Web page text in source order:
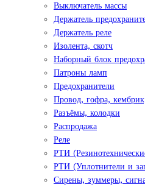
Выключатель массы
Держатель
Держатель реле
Изолента, скотч
Наборный блок
Патроны ламп
Предохранители
Провод, гофра,
Разъёмы, колодки
Распродажа
Реле
РТИ
РТИ (Уплотнители и
Сирены, зуммеры,